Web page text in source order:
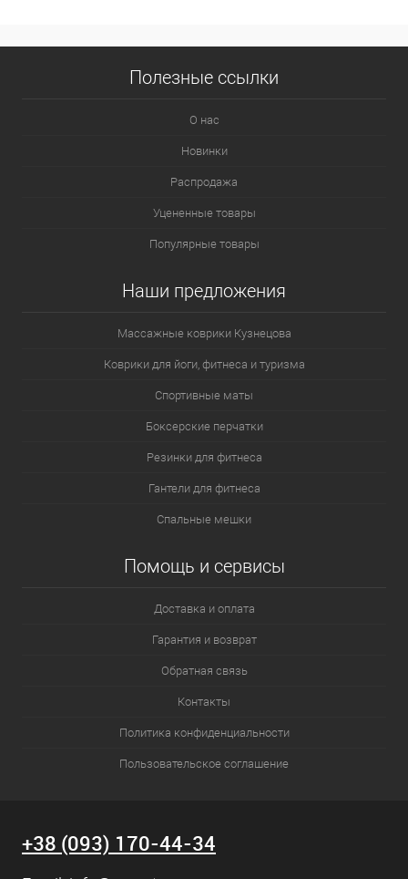
Полезные ссылки
О нас
Новинки
Распродажа
Уцененные товары
Популярные товары
Наши предложения
Массажные коврики Кузнецова
Коврики для йоги, фитнеса и туризма
Спортивные маты
Боксерские перчатки
Резинки для фитнеса
Гантели для фитнеса
Спальные мешки
Помощь и сервисы
Доставка и оплата
Гарантия и возврат
Обратная связь
Контакты
Политика конфиденциальности
Пользовательское соглашение
+38 (093) 170-44-34